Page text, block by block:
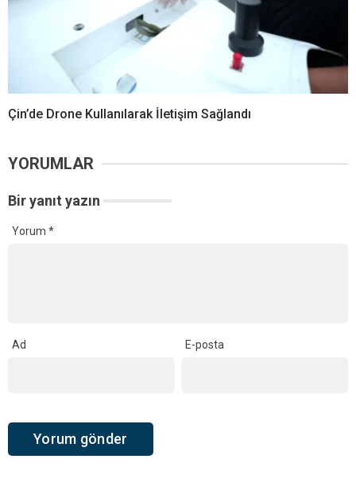
Çin’de Drone Kullanılarak İletişim Sağlandı
YORUMLAR
Bir yanıt yazın
Yorum *
Ad E-posta